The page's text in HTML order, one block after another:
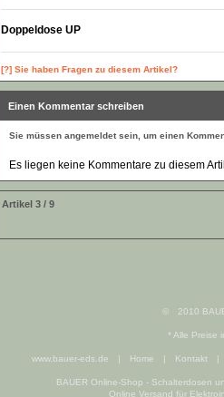
Doppeldose UP
[?] Sie haben Fragen zu diesem Artikel?
Einen Kommentar schreiben
Sie müssen angemeldetsein, um einen
Es liegen keine Kommentare zu diesem
Artikel 3 / 9
© 2010
* Alle Preise
www.bauer-eds.de Home Kontakt
BAUER Online-Shop - Schalterdosen
Online Versand für